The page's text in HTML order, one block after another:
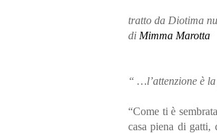
tratto da Diotima
di Mimma Marotta
“ …l’attenzione è
“Come ti è
casa piena di gatti,